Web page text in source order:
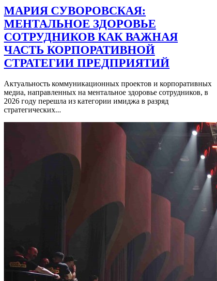
МАРИЯ СУВОРОВСКАЯ:
МЕНТАЛЬНОЕ ЗДОРОВЬЕ
СОТРУДНИКОВ КАК ВАЖНАЯ
ЧАСТЬ КОРПОРАТИВНОЙ
СТРАТЕГИИ ПРЕДПРИЯТИЙ
Актуальность коммуникационных проектов и корпоративных
медиа, направленных на ментальное здоровье сотрудников, в
2026 году перешла из категории имиджа в разряд
стратегических...